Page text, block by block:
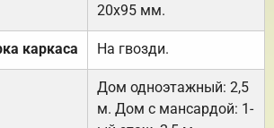
20х95 мм.
каркаса На гвозди.
Дом одноэтажный: 2,5
м. Дом с мансардой: 1-